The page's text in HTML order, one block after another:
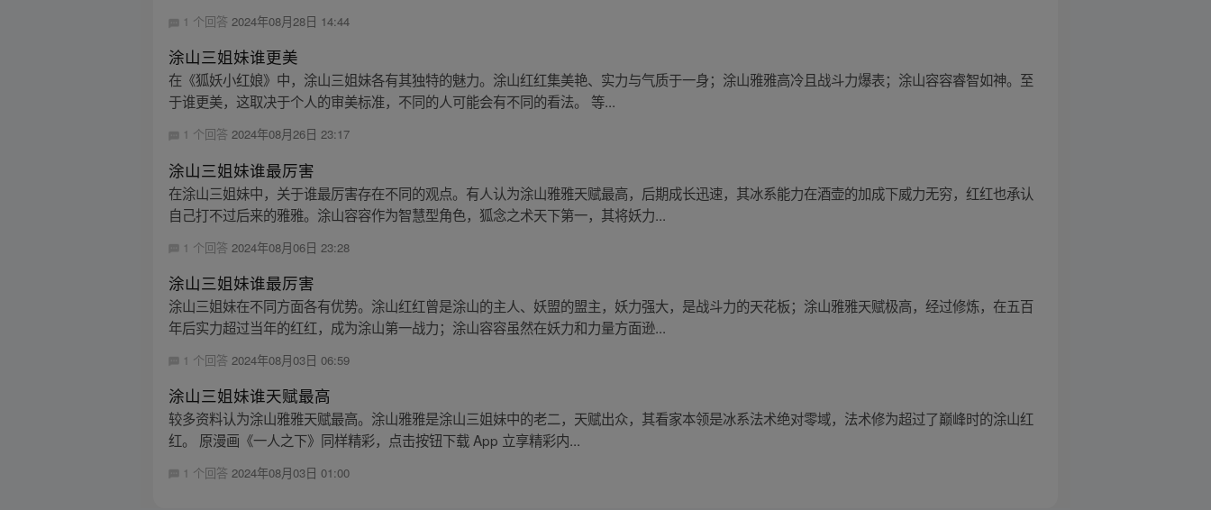
1 个回答2024年08月28日 14:44
涂山三姐妹谁更美
在《狐妖小红娘》中，涂山三姐妹各有其独特的魅力。涂山红红集美艳、实力与气质于一身；涂山雅雅高冷且战斗力爆表；涂山容容睿智如神。至
于谁更美，这取决于个人的审美标准，不同的人可能会有不同的看法。 等...
1 个回答2024年08月26日 23:17
涂山三姐妹谁最厉害
在涂山三姐妹中，关于谁最厉害存在不同的观点。有人认为涂山雅雅天赋最高，后期成长迅速，其冰系能力在酒壶的加成下威力无穷，红红也承认
自己打不过后来的雅雅。涂山容容作为智慧型角色，狐念之术天下第一，其将妖力...
1 个回答 2024年08月06日 23:28
涂山三姐妹谁最厉害
涂山三姐妹在不同方面各有优势。涂山红红曾是涂山的主人、妖盟的盟主，妖力强大，是战斗力的天花板；涂山雅雅天赋极高，经过修炼，在五百
年后实力超过当年的红红，成为涂山第一战力；涂山容容虽然在妖力和力量方面逊...
1 个回答 2024年08月03日 06:59
涂山三姐妹谁天赋最高
较多资料认为涂山雅雅天赋最高。涂山雅雅是涂山三姐妹中的老二，天赋出众，其看家本领是冰系法术绝对零域，法术修为超过了巅峰时的涂山红
红。 原漫画《一人之下》同样精彩，点击按钮下载 App 立享精彩内...
1 个回答2024年08月03日 01:00